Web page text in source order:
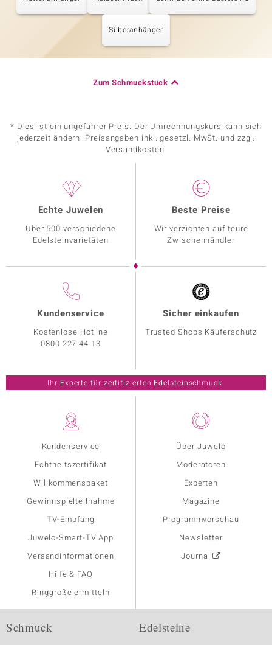
Silberanhänger
Zum Schmuckstück
* Dies ist ein ungefährer Preis. Der Umrechnungskurs kann sich
jederzeit ändern. Preisangaben inkl. gesetzl. MwSt. und zzgl.
Versandkosten.
Kundenservice
Echtheitszertifikat
Willkommenspaket
Gewinnspielteilnahme
TV-Empfang
Juwelo-Smart-TV App
Versandinformationen
Hilfe & FAQ
Ringgröße ermitteln
Über Juwelo
Moderatoren
Experten
Magazine
Programmvorschau
Newsletter
Journal
Echte Juwelen
Über 500 verschiedene
Edelsteinvarietäten
Beste Preise
Wir verzichten auf teure
Zwischenhändler
Kundenservice
Kostenlose Hotline
0800 227 44 13
Sicher einkaufen
Trusted Shops Käuferschutz
Ihr Experte für zertifizierten Edelsteinschmuck.
Schmuck Edelsteine